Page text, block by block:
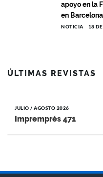
apoyo en la
en Barcelona
NOTICIA 18
ÚLTIMAS REVISTAS
JULIO / AGOSTO 2026
Impremprés 471